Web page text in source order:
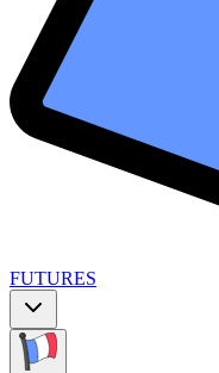
FUTURES